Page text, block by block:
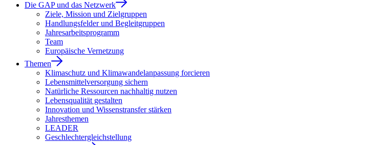
Die GAP und das Netzwerk
Ziele, Mission und Zielgruppen
Handlungsfelder und Begleitgruppen
Jahresarbeitsprogramm
Team
Europäische Vernetzung
Themen
Klimaschutz und Klimawandelanpassung forcieren
Lebensmittelversorgung sichern
Natürliche Ressourcen nachhaltig nutzen
Lebensqualität gestalten
Innovation und Wissenstransfer stärken
Jahresthemen
LEADER
Geschlechtergleichstellung